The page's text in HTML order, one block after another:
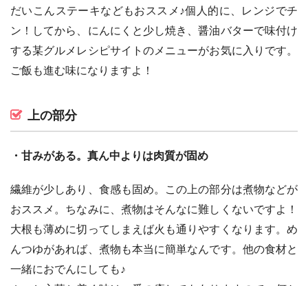
だいこんステーキなどもおススメ♪個人的に、レンジでチ
ン！してから、にんにくと少し焼き、醤油バターで味付け
する某グルメレシピサイトのメニューがお気に入りです。
ご飯も進む味になりますよ！
上の部分
・甘みがある。真ん中よりは肉質が固め
繊維が少しあり、食感も固め。この上の部分は煮物などが
おススメ。ちなみに、煮物はそんなに難しくないですよ！
大根も薄めに切ってしまえば火も通りやすくなります。め
んつゆがあれば、煮物も本当に簡単なんです。他の食材と
一緒におでんにしても♪